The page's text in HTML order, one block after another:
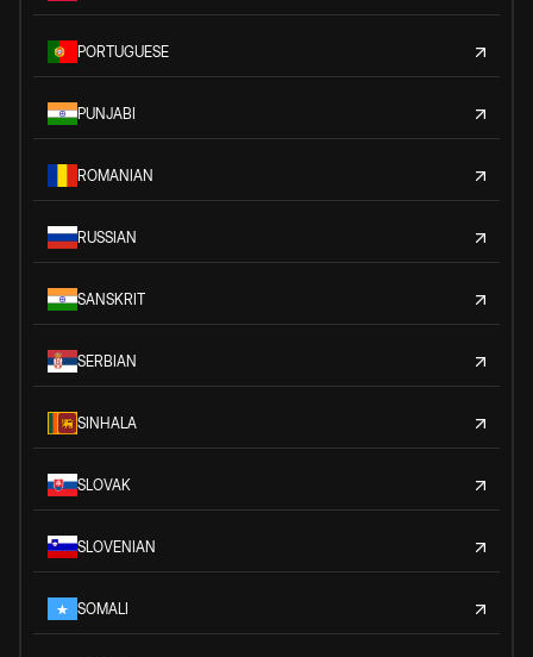
PORTUGUESE
PUNJABI
ROMANIAN
RUSSIAN
SANSKRIT
SERBIAN
SINHALA
SLOVAK
SLOVENIAN
SOMALI